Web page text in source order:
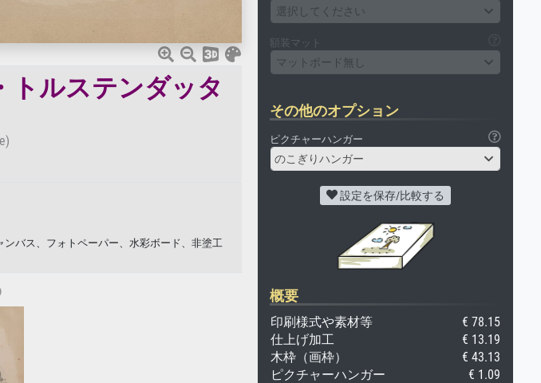
トルステンダッタ
バス、フォトペーパー、水彩ボード、非塗工
選択してください
額装マット
マットボード無し
その他のオプション
ピクチャーハンガー
のこぎりハンガー
設定を保存/比較する
概要
印刷様式や素材等
€ 78.15
仕上げ加工
€ 13.19
木枠（画枠）
€ 43.13
ピクチャーハンガー
€ 1.09